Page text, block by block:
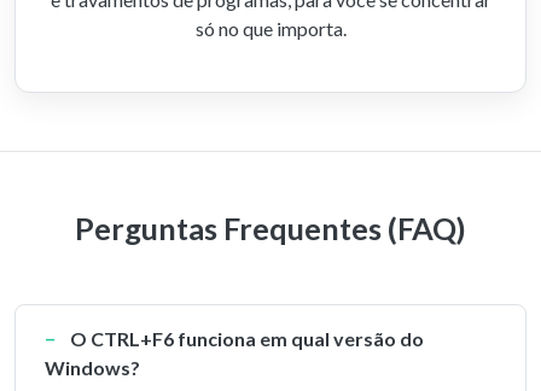
só no que importa.
Perguntas Frequentes (FAQ)
O CTRL+F6 funciona em qual versão do
Windows?